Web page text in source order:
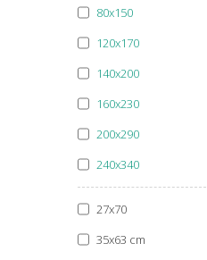
27x70
35x63 cm
80x150
120x170
140x200
160x230
200x290
240x340